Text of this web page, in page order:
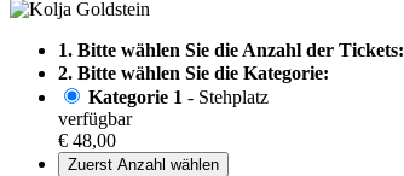
1. Bitte wählen Sie die Anzahl der Tickets:
2. Bitte wählen Sie die Kategorie:
Kategorie 1 - Stehplatz
verfügbar
€ 48,00
Zuerst Anzahl wählen